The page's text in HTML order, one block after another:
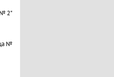
№ 2"
№